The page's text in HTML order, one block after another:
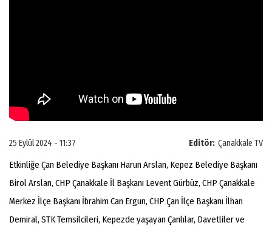
Editör: Çanakkale TV
25 Eylül 2024 - 11:37
Etkinliğe Çan Belediye Başkanı Harun Arslan, Kepez Belediye Başkanı
Birol Arslan, CHP Çanakkale İl Başkanı Levent Gürbüz, CHP Çanakkale
Merkez İlçe Başkanı İbrahim Can Ergun, CHP Çan İlçe Başkanı İlhan
Demiral, STK Temsilcileri, Kepezde yaşayan Çanlılar, Davetliler ve